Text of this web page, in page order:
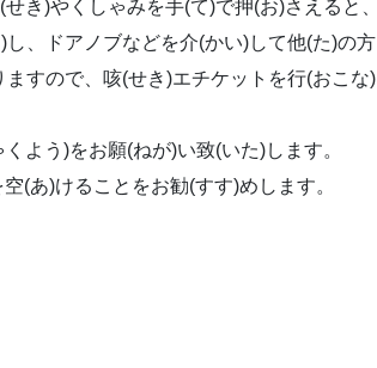
き)やくしゃみを手(て)で押(お)さえると、
、ドアノブなどを介(かい)して他(た)の方
すので、咳(せき)エチケットを行(おこな)
よう)をお願(ねが)い致(いた)します。
(あ)けることをお勧(すす)めします。